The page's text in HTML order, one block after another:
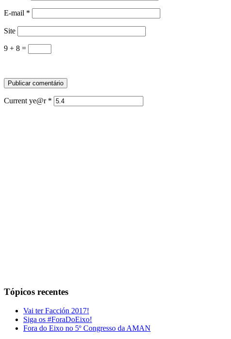
E-mail *
Site
9 + 8 =
Current ye@r *
Tópicos recentes
Vai ter Facción 2017!
Siga os #ForaDoEixo!
Fora do Eixo no 5º Congresso da AMAN